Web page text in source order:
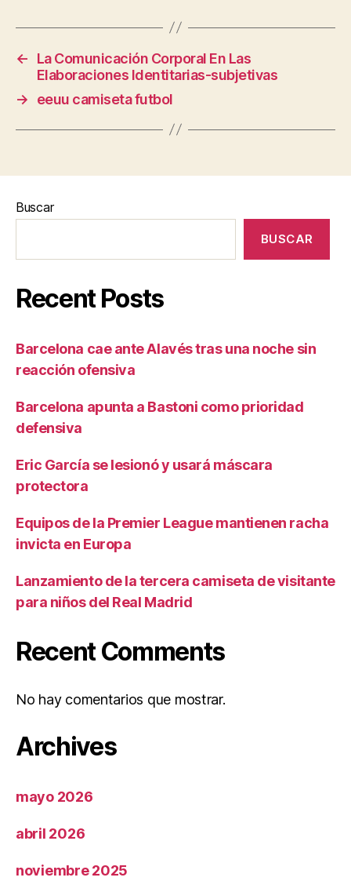
←
La Comunicación Corporal En Las
Elaboraciones Identitarias-subjetivas
→
eeuu camiseta futbol
Buscar
BUSCAR
Recent Posts
Barcelona cae ante Alavés tras una noche sin
reacción ofensiva
Barcelona apunta a Bastoni como prioridad
defensiva
Eric García se lesionó y usará máscara
protectora
Equipos de la Premier League mantienen racha
invicta en Europa
Lanzamiento de la tercera camiseta de visitante
para niños del Real Madrid
Recent Comments
No hay comentarios que mostrar.
Archives
mayo 2026
abril 2026
noviembre 2025